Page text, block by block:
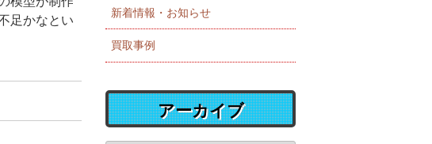
足かなとい
新着情報・お知らせ
買取事例
アーカイブ